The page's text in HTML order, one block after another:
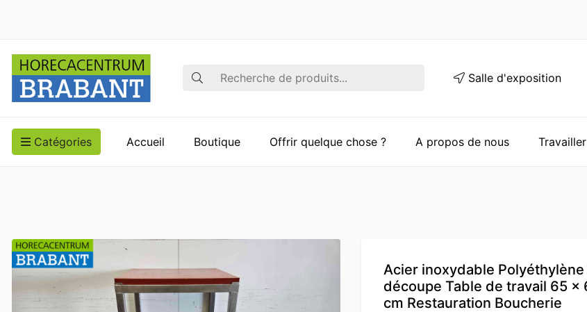
Recherche Salle d'exposition
Catégories Accueil Boutique Offrir quelque chose ? A propos de nous
Acier inoxydable Polyéthylène
découpe Table de travail 65 x
cm Restauration Boucherie